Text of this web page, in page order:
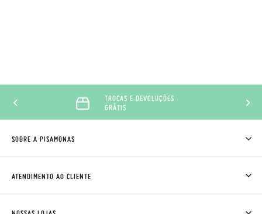
TROCAS E DEVOLUÇÕES
GRÁTIS
SOBRE A PISAMONAS
ATENDIMENTO AO CLIENTE